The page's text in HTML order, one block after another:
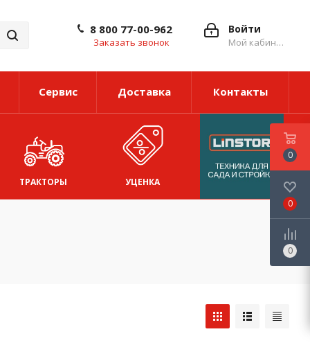
Войти
Мой кабинет
8 800 77-00-962
Заказать звонок
Сервис Доставка Контакты
ТРАКТОРЫ УЦЕНКА
0
0
0